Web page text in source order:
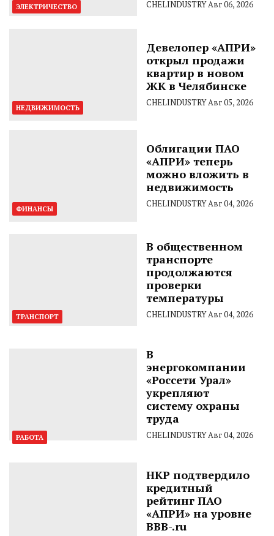
ЭЛЕКТРИЧЕСТВО CHELINDUSTRYАвг 06, 2026
НЕДВИЖИМОСТЬ
Девелопер «АПРИ»
открыл продажи
квартир в новом
ЖК в Челябинске
CHELINDUSTRYАвг 05, 2026
ФИНАНСЫ
Облигации ПАО
«АПРИ» теперь
можно вложить в
недвижимость
CHELINDUSTRYАвг 04, 2026
ТРАНСПОРТ
В общественном
транспорте
продолжаются
проверки
температуры
CHELINDUSTRYАвг 04, 2026
РАБОТА
В
энергокомпании
«Россети Урал»
укрепляют
систему охраны
труда
CHELINDUSTRYАвг 04, 2026
НКР подтвердило
кредитный
рейтинг ПАО
«АПРИ» на уровне
BBB-.ru